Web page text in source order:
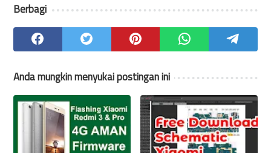
Berbagi
Anda mungkin menyukai postingan ini